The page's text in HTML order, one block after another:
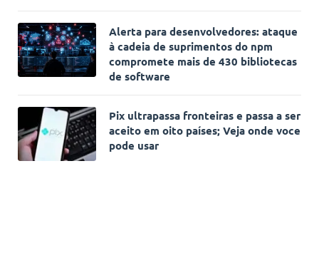
Alerta para desenvolvedores: ataque
à cadeia de suprimentos do npm
compromete mais de 430 bibliotecas
de software
Pix ultrapassa fronteiras e passa a ser
aceito em oito países; Veja onde voce
pode usar